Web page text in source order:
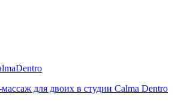
для двоих в студии Calma Dentro